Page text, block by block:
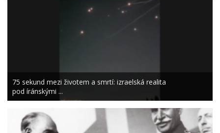
75 sekund mezi životem a smrtí: izraelská realita
pod íránskými ...